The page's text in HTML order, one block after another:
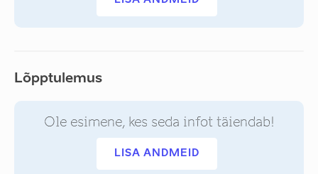
Lõpptulemus
Ole esimene, kes seda infot täiendab!
LISA ANDMEID